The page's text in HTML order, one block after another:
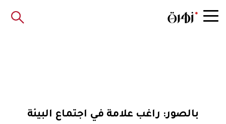
بالصور: راغب علامة في اجتماع البيئة